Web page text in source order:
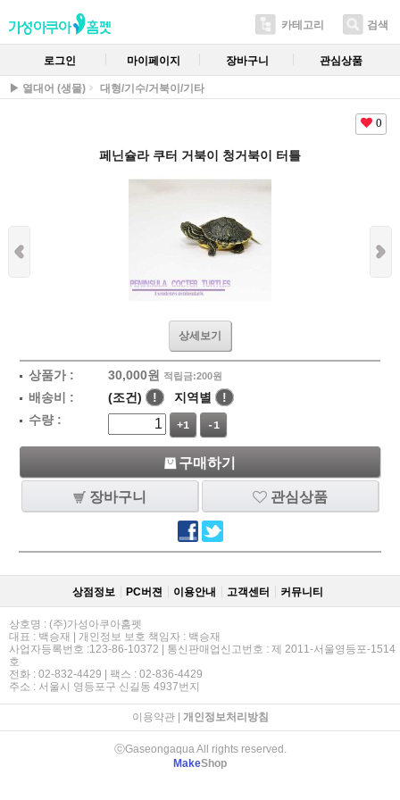
카테고리 검색
로그인 마이페이지 장바구니 관심상품
▶ 열대어 (생물) 대형/기수/거북이/기타
0
페닌슐라 쿠터 거북이 청거북이 터틀
상세보기
상품가 : 30,000원 적립금:200원
배송비 : (조건) ! 지역별
!
수량 :
+1 -1
구매하기
장바구니 관심상품
상점정보 PC버젼 이용안내 고객센터 커뮤니티
상호명 : (주)가성아쿠아홈펫
대표 : 백승재 | 개인정보 보호 책임자 : 백승재
사업자등록번호 :123-86-10372 | 통신판매업신고번호 : 제 2011-서울영등포-1514
호
전화 : 02-832-4429 | 팩스 : 02-836-4429
주소 : 서울시 영등포구 신길동 4937번지
이용약관| 개인정보처리방침
ⓒGaseongaqua All rights reserved.
MakeShop